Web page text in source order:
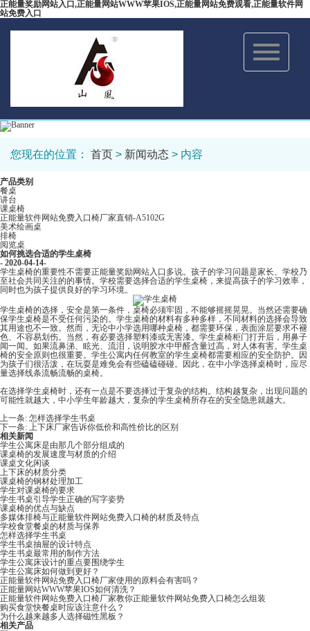
正能量奖励网站入口,正能量网站WWW苹果IOS,正能量网站免费观看,正能量软件网
站免费入口
Toggle
navigation
您现在的位置： 首页 > 新闻动态 > 内容
产品类别
餐桌
讲台
课桌椅
正能量软件网站免费入口椅厂家直销-A5102G
美术绘画桌
排椅
阅览桌
如何挑选合适的学生桌椅
- 2020-04-14-
学生桌椅的重要性不需要正能量奖励网站入口多说。孩子的学习问题是家长、学校乃
至社会共同关注的的事情。学校需要选择合适的学生桌椅，来提高孩子的学习效率，
同时也为孩子提供良好的学习环境。
学生桌椅的选择，安全是第一条件，桌椅必须牢固，不能够摇摇晃晃。当然还需要确
保学生桌椅是不受任何污染的。学生桌椅的材料有多种多样，不同材料的选择会导致
其用途也不一致。然而，无论中小学选用哪种桌椅，都需要环保，表面涂层要求不褪
色、不容易划伤。当然，有必要选择塑料漆或无害漆。学生桌椅柜门打开后，用鼻子
闻一闻。如果流鼻涕、眩光、流泪，说明胶水中甲醛含量过高，对人体有害。学生桌
椅的安全原则也很重要。学生公寓内任何教室的学生桌椅都需要相应的安全防护。因
为孩子们很活泼，在玩耍是难免会有些磕磕碰碰。因此，在中小学选择桌椅时，应尽
量选择线条流畅流畅的桌椅。
在选择学生桌椅时，还有一点是不要选择过于复杂的结构。结构越复杂，出现问题的
可能性就越大，中小学生年龄越大，复杂的学生桌椅所存在的安全隐患就越大。
上一条: 怎样选择学生书桌
下一条: 上下床厂家告诉你低价和高性价比的区别
相关新闻
学生公寓床是由那几个部分组成的
课桌椅的发展速度与材质的介绍
课桌文化闲谈
上下床的材质分类
课桌椅的钢材处理加工
学生对课桌椅的要求
学生书桌引导学生正确的写字姿势
课桌椅的优点与缺点
多媒体排椅与正能量软件网站免费入口椅的材质及特点
学校食堂餐桌的材质与保养
怎样选择学生书桌
学生书桌抽屉的设计特点
学生书桌最常用的制作方法
学生公寓床设计的重点要围绕学生
学生公寓床如何做到更好？
正能量软件网站免费入口椅厂家使用的原料会有害吗？
正能量网站WWW苹果IOS如何清洗？
正能量软件网站免费入口椅厂家教你正能量软件网站免费入口椅怎么组装
购买食堂快餐桌时应该注意什么？
为什么越来越多人选择磁性黑板？
相关产品